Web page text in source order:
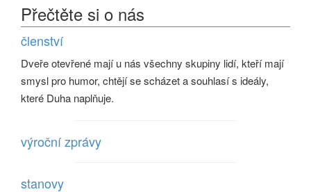
Přečtěte si o nás
členství
Dveře otevřené mají u nás všechny skupiny lidí, kteří mají
smysl pro humor, chtějí se scházet a souhlasí s ideály,
které Duha naplňuje.
výroční zprávy
stanovy